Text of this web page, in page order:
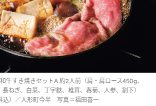
和牛すき焼きセットA 約2人前（肩・肩ロース450g、
ねぎ、白菜、丁字麩、椎茸、春菊、人参、割下）
込）／人形町今半 写真＝福田喜一